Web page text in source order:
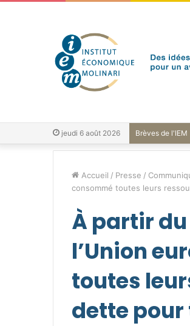
jeudi 6 août 2026 Brèves de l'IEM
Accueil / Presse /
consommé toutes leurs
À partir
l’Union
toutes
dette pour